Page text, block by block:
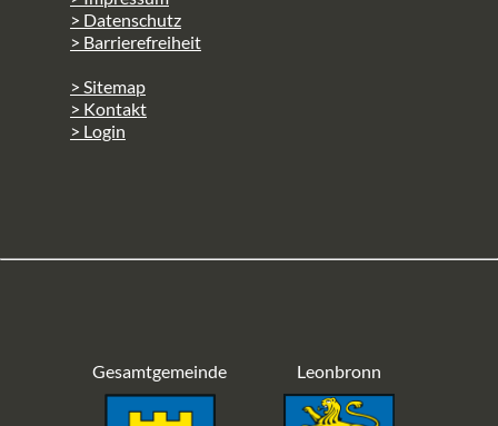
> Datenschutz
> Barrierefreiheit
> Sitemap
> Kontakt
> Login
Gesamtgemeinde Leonbronn